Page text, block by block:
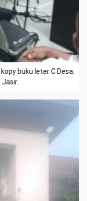
buku leter C Desa.